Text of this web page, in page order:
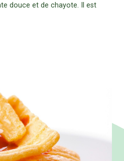
douce et de chayote. Il est